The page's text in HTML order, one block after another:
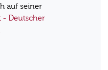
auf seiner
- Deutscher